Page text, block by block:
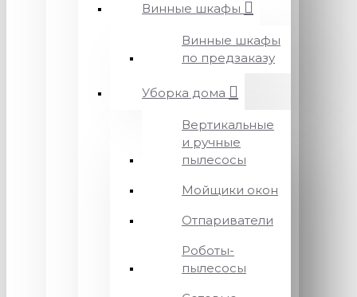
Винные шкафы
Винные шкафы
по предзаказу
Уборка дома
Вертикальные
и ручные
пылесосы
Мойщики окон
Отпариватели
Роботы-
пылесосы